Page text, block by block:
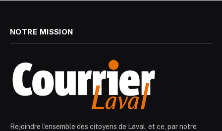
NOTRE MISSION
Rejoindre l’ensemble des citoyens de Laval, et ce, par notre